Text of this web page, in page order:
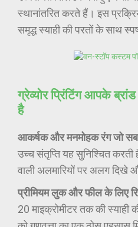
स्थानांतरित करते हैं। इस
समृद्ध स्याही की परतों के साथ
ग्रेव्योर प्रिंटिंग आपके
है
आकर्षक और मनमोहक रंग जो
उच्च संतृप्ति यह सुनिश्चित
वाली अलमारियों पर अलग दिखे
प्रीमियम लुक और फील के लिए
20 माइक्रोमीटर तक की स्याही